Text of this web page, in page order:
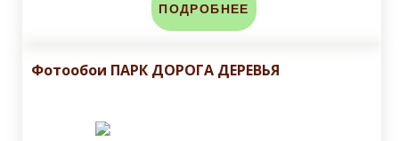
ПОДРОБНЕЕ
Фотообои ПАРК ДОРОГА ДЕРЕВЬЯ